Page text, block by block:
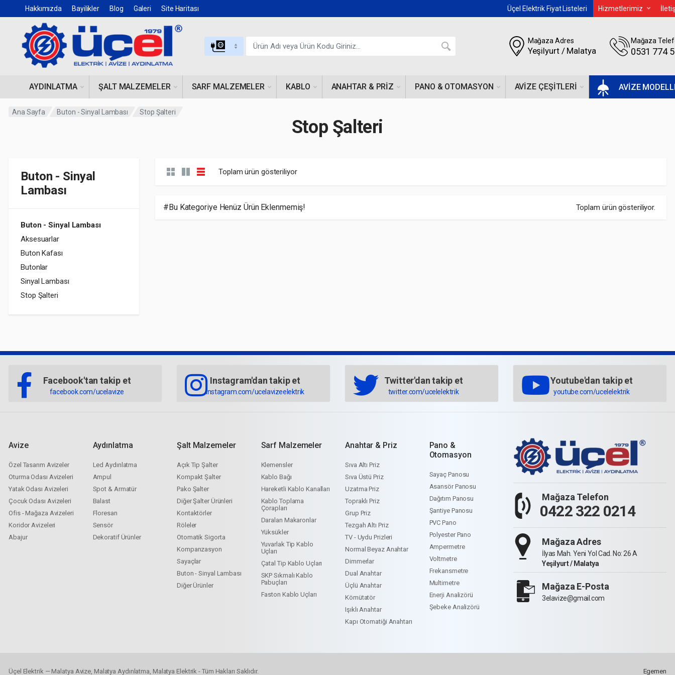
Hakkımızda Bayilikler Blog Galeri Site Haritası Üçel Elektrik Fiyat Listeleri Hizmetlerimiz
AYDINLATMA ŞALT MALZEMELER SARF MALZEMELER KABLO ANAHTAR & PRIZ PANO & OTOMASYON AVIZE ÇEŞITLERI AVİZE
Mağaza Adres
Yeşilyurt / Malatya
Mağaza
0531 774
Ana Sayfa Buton - Sinyal Lambası Stop Şalteri
Stop Şalteri
Buton - Sinyal
Lambası
Buton - Sinyal Lambası
Aksesuarlar
Buton Kafası
Butonlar
Sinyal Lambası
Stop Şalteri
Toplam ürün gösteriliyor
#Bu Kategoriye Henüz Ürün Eklenmemiş! Toplam ürün gösteriliyor.
Facebook'tan takip et
facebook.com/ucelavize
Instagram'dan takip et
instagram.com/ucelavizeelektrik
Twitter'dan takip et
twitter.com/ucelelektrik
Youtube'dan takip et
youtube.com/ucelelektrik
Avize
Özel Tasarım Avizeler
Oturma Odası Avizeleri
Yatak Odası Avizeleri
Çocuk Odası Avizeleri
Ofis - Mağaza Avizeleri
Koridor Avizeleri
Abajur
Aydınlatma
Led Aydınlatma
Ampul
Spot & Armatür
Balast
Floresan
Sensör
Dekoratif Ürünler
Şalt Malzemeler
Açık Tip Şalter
Kompakt Şalter
Pako Şalter
Diğer Şalter Ürünleri
Kontaktörler
Röleler
Otomatik Sigorta
Kompanzasyon
Sayaçlar
Buton - Sinyal Lambası
Diğer Ürünler
Sarf Malzemeler
Klemensler
Kablo Bağı
Hareketli Kablo Kanalları
Kablo Toplama
Çorapları
Daralan Makaronlar
Yüksükler
Yuvarlak Tip Kablo
Uçları
Çatal Tip Kablo Uçları
SKP Sıkmalı Kablo
Pabuçları
Faston Kablo Uçları
Anahtar & Priz
Sıva Altı Priz
Sıva Üstü Priz
Uzatma Priz
Topraklı Priz
Grup Priz
Tezgah Altı Priz
TV - Uydu Prizleri
Normal Beyaz Anahtar
Dimmerlar
Dual Anahtar
Üçlü Anahtar
Kömütatör
Işıklı Anahtar
Kapı Otomatiği Anahtarı
Pano &
Otomasyon
Sayaç Panosu
Asansör Panosu
Dağıtım Panosu
Şantiye Panosu
PVC Pano
Polyester Pano
Ampermetre
Voltmetre
Frekansmetre
Multimetre
Enerji Analizörü
Şebeke Analizörü
Mağaza Telefon
0422 322 0214
Mağaza Adres
İlyas Mah. Yeni Yol Cad. No: 26 A
Yeşilyurt / Malatya
Mağaza E-Posta
3elavize@gmail.com
Üçel Elektrik — Malatya Avize, Malatya Aydınlatma, Malatya Elektrik - Tüm Hakları Saklıdır. Egemen